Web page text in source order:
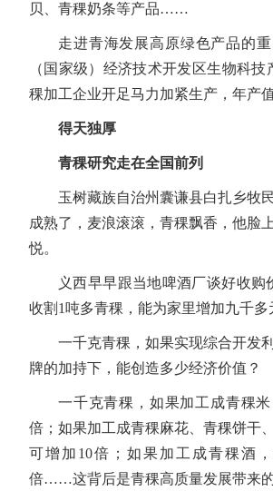
贝、青稞奶条等产品……
走进青海发展高原绿色产品的
（国家级）经济技术开发区生物科技
稞加工企业开足马力加紧生产，年产值
得天独厚
青稞研究走在全国前列
玉树藏族自治州囊谦县白扎乡牧
成熟了，麦浪滚滚，青稞飘香，他脸
悦。
义西早早跟当地啤酒厂谈好收购
收割1吨多青稞，能为家里增加九千多
一千克青稞，如果实现综合开发
牌的加持下，能创造多少经济价值？
一千克青稞，如果加工成青稞
倍；如果加工成青稞麻花、青稞饼干
可增加10倍；如果加工成青稞酒
倍……这背后是青稞高质量发展带来